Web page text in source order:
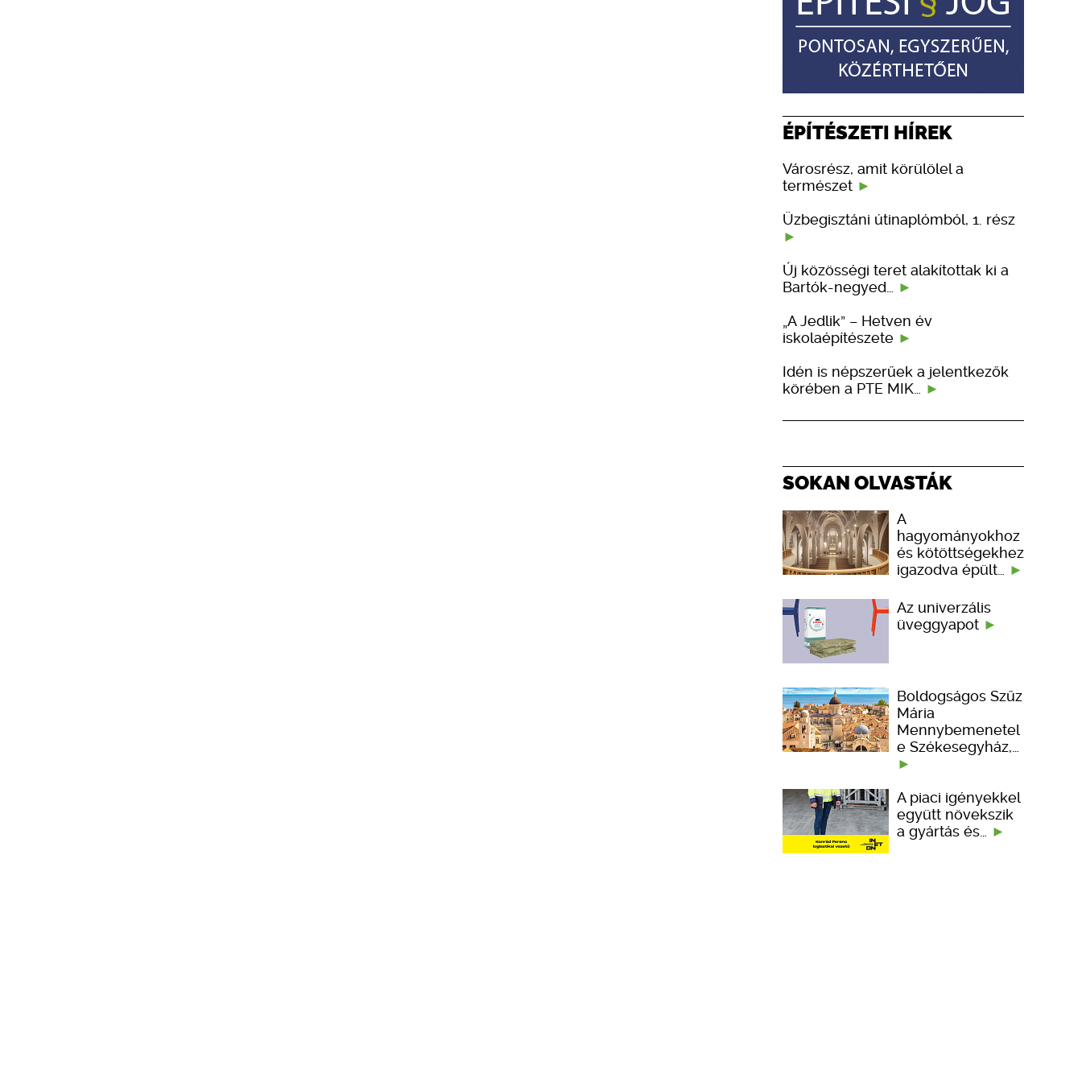
ÉPÍTÉSZETI HÍREK
Városrész, amit körülölel a
természet
Üzbegisztáni útinaplómból, 1. rész
Új közösségi teret alakítottak ki a
Bartók-negyed…
„A Jedlik” – Hetven év
iskolaépítészete
Idén is népszerűek a jelentkezők
körében a PTE MIK…
SOKAN OLVASTÁK
A
hagyományokhoz
és kötöttségekhez
igazodva épült…
Az univerzális
üveggyapot
Boldogságos Szűz
Mária
Mennybemenetel
e Székesegyház,…
A piaci igényekkel
együtt növekszik
a gyártás és…